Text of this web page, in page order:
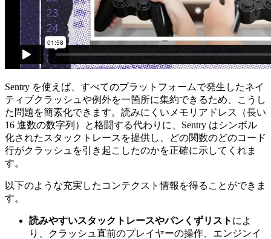
Sentry を使えば、すべてのプラットフォームで発生したネイ
ティブクラッシュや例外を一箇所に集約できるため、こうし
た問題を簡素化できます。読みにくいメモリアドレス（長い
16 進数の数字列）と格闘する代わりに、Sentry はシンボル
化されたスタックトレースを提供し、どの関数のどのコード
行がクラッシュを引き起こしたのかを正確に示してくれま
す。
以下のような充実したコンテクスト情報を得ることができま
す。
読みやすいスタックトレースやパンくずリスト によ
り、クラッシュ直前のプレイヤーの操作、エンジンイ